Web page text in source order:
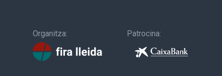
Organitza: Patrocina: